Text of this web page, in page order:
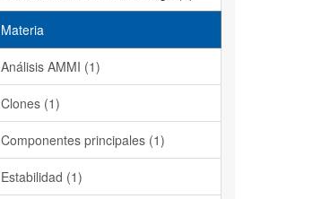
Materia
Análisis AMMI (1)
Clones (1)
Componentes principales (1)
Estabilidad (1)